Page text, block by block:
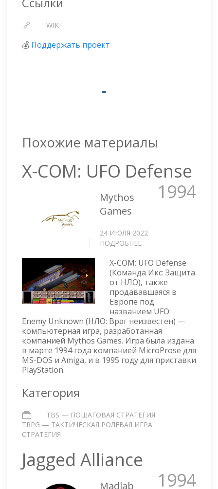
WIKI
💰 Поддержать проект
Похожие материалы
X-COM: UFO Defense
1994
Mythos
Games
24 ИЮЛЯ 2022
ПОДРОБНЕЕ
COM:
UFO
DEFENSE
X-COM: UFO Defense
(Команда Икс: Защита
от НЛО), также
продававшаяся в
Европе под
названием UFO:
Enemy Unknown (НЛО: Враг неизвестен) —
компьютерная игра, разработанная
компанией Mythos Games. Игра была издана
в марте 1994 года компанией MicroProse для
MS-DOS и Amiga, и в 1995 году для приставки
PlayStation.
Категория
TBS — ПОШАГОВАЯ СТРАТЕГИЯ
TRPG — ТАКТИЧЕСКАЯ РОЛЕВАЯ ИГРА
СТРАТЕГИЯ
Jagged Alliance
1994
Madlab